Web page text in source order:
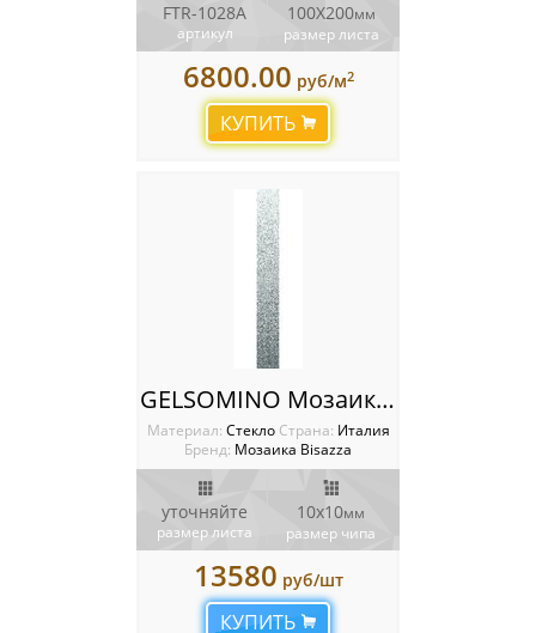
FTR-1028A
артикул
100X200мм
размер листа
6800.00 руб/м2
КУПИТЬ
GELSOMINO Мозаика Bisazza SHADING BLENDS 10
Материал: Стекло Cтрана: Италия
Бренд: Мозаика Bisazza
уточняйте
размер листа
10x10мм
размер чипа
13580 руб/шт
КУПИТЬ